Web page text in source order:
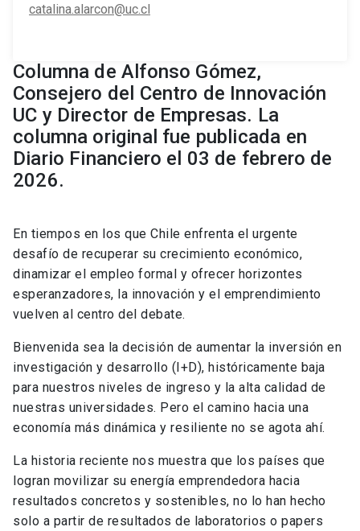
catalina.alarcon@uc.cl
Columna de Alfonso Gómez,
Consejero del Centro de Innovación
UC y Director de Empresas. La
columna original fue publicada en
Diario Financiero el 03 de febrero de
2026.
En tiempos en los que Chile enfrenta el urgente
desafío de recuperar su crecimiento económico,
dinamizar el empleo formal y ofrecer horizontes
esperanzadores, la innovación y el emprendimiento
vuelven al centro del debate.
Bienvenida sea la decisión de aumentar la inversión en
investigación y desarrollo (I+D), históricamente baja
para nuestros niveles de ingreso y la alta calidad de
nuestras universidades. Pero el camino hacia una
economía más dinámica y resiliente no se agota ahí.
La historia reciente nos muestra que los países que
logran movilizar su energía emprendedora hacia
resultados concretos y sostenibles, no lo han hecho
solo a partir de resultados de laboratorios o papers